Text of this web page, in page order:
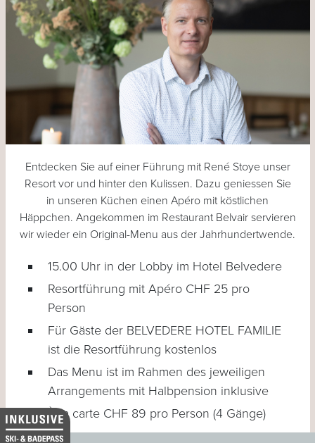
Entdecken Sie auf einer Führung mit René Stoye unser
Resort vor und hinter den Kulissen. Dazu geniessen Sie
in unseren Küchen einen Apéro mit köstlichen
Häppchen. Angekommen im Restaurant Belvair servieren
wir wieder ein Original-Menu aus der Jahrhundertwende.
15.00 Uhr in der Lobby im Hotel Belvedere
Resortführung mit Apéro CHF 25 pro
Person
Für Gäste der BELVEDERE HOTEL FAMILIE
ist die Resortführung kostenlos
Das Menu ist im Rahmen des jeweiligen
Arrangements mit Halbpension inklusive
À la carte CHF 89 pro Person (4 Gänge)